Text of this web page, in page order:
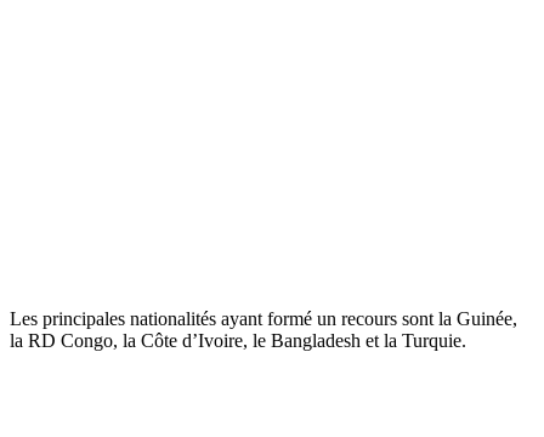
Les principales nationalités ayant formé un recours sont la Guinée,
la RD Congo, la Côte d’Ivoire, le Bangladesh et la Turquie.